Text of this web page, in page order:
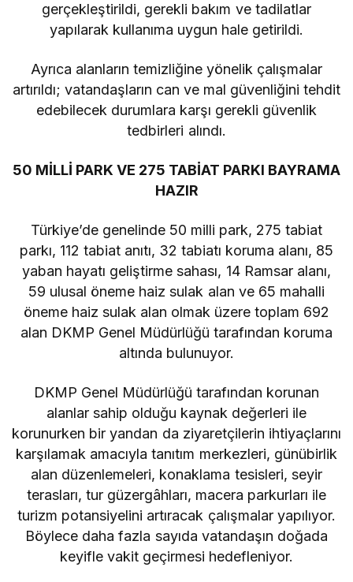
gerçekleştirildi, gerekli bakım ve tadilatlar
yapılarak kullanıma uygun hale getirildi.
Ayrıca alanların temizliğine yönelik çalışmalar
artırıldı; vatandaşların can ve mal güvenliğini tehdit
edebilecek durumlara karşı gerekli güvenlik
tedbirleri alındı.
50 MİLLİ PARK VE 275 TABİAT PARKI BAYRAMA
HAZIR
Türkiye’de genelinde 50 milli park, 275 tabiat
parkı, 112 tabiat anıtı, 32 tabiatı koruma alanı, 85
yaban hayatı geliştirme sahası, 14 Ramsar alanı,
59 ulusal öneme haiz sulak alan ve 65 mahalli
öneme haiz sulak alan olmak üzere toplam 692
alan DKMP Genel Müdürlüğü tarafından koruma
altında bulunuyor.
DKMP Genel Müdürlüğü tarafından korunan
alanlar sahip olduğu kaynak değerleri ile
korunurken bir yandan da ziyaretçilerin ihtiyaçlarını
karşılamak amacıyla tanıtım merkezleri, günübirlik
alan düzenlemeleri, konaklama tesisleri, seyir
terasları, tur güzergâhları, macera parkurları ile
turizm potansiyelini artıracak çalışmalar yapılıyor.
Böylece daha fazla sayıda vatandaşın doğada
keyifle vakit geçirmesi hedefleniyor.